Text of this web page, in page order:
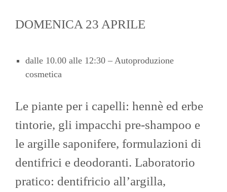
DOMENICA 23 APRILE
dalle 10.00 alle 12:30 – Autoproduzione
cosmetica
Le piante per i capelli: hennè ed erbe
tintorie, gli impacchi pre-shampoo e
le argille saponifere, formulazioni di
dentifrici e deodoranti. Laboratorio
pratico: dentifricio all’argilla,